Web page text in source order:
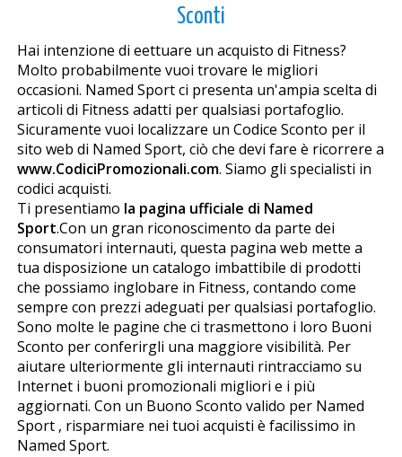
Sconti
Hai intenzione di effettuare un acquisto di Fitness?
Molto probabilmente vuoi trovare le migliori
occasioni. Named Sport ci presenta un'ampia scelta di
articoli di Fitness adatti per qualsiasi portafoglio.
Sicuramente vuoi localizzare un Codice Sconto per il
sito web di Named Sport, ciò che devi fare è ricorrere a
www.CodiciPromozionali.com. Siamo gli specialisti in
codici acquisti.
Ti presentiamo la pagina ufficiale di Named
Sport.Con un gran riconoscimento da parte dei
consumatori internauti, questa pagina web mette a
tua disposizione un catalogo imbattibile di prodotti
che possiamo inglobare in Fitness, contando come
sempre con prezzi adeguati per qualsiasi portafoglio.
Sono molte le pagine che ci trasmettono i loro Buoni
Sconto per conferirgli una maggiore visibilità. Per
aiutare ulteriormente gli internauti rintracciamo su
Internet i buoni promozionali migliori e i più
aggiornati. Con un Buono Sconto valido per Named
Sport , risparmiare nei tuoi acquisti è facilissimo in
Named Sport.